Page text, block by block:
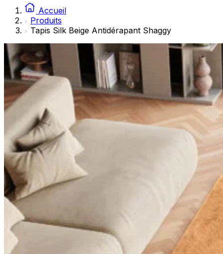
Accueil
Produits
Tapis Silk Beige Antidérapant Shaggy
Les cookies marketing sont utilisés pour suivre les
engageantes pour l'utilisateur individuel et, par
Les cookies non classés sont des cookies qui sont en